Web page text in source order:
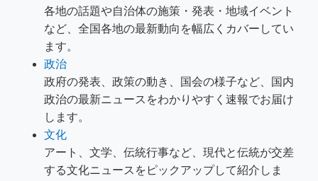
各地の話題や自治体の施策・発表・地域イベント
など、全国各地の最新動向を幅広くカバーしてい
ます。
政治
政府の発表、政策の動き、国会の様子など、国内
政治の最新ニュースをわかりやすく速報でお届け
します。
文化
アート、文学、伝統行事など、現代と伝統が交差
する文化ニュースをピックアップして紹介しま